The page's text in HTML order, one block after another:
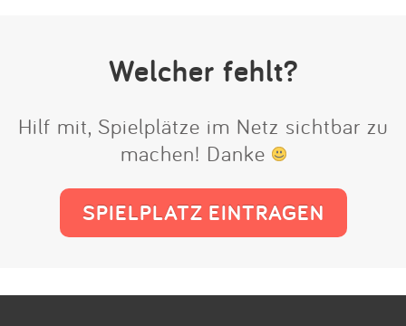
Welcher fehlt?
Hilf mit, Spielplätze im Netz sichtbar zu
machen! Danke
SPIELPLATZ EINTRAGEN